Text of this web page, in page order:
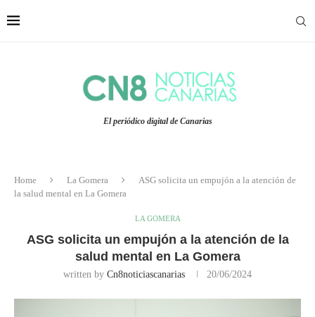
El periódico digital de Canarias
Home La Gomera
ASG solicita un empujón a la atención de
la salud mental en La Gomera
LA GOMERA
ASG solicita un empujón a la atención de la
salud mental en La Gomera
written by Cn8noticiascanarias 20/06/2024